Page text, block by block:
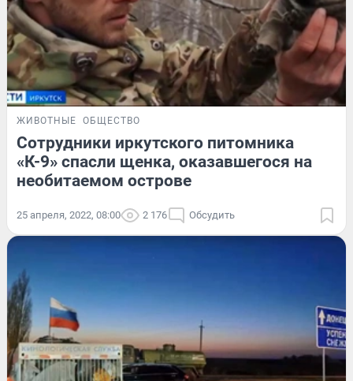
ЖИВОТНЫЕ ОБЩЕСТВО
Сотрудники иркутского питомника
«К-9» спасли щенка, оказавшегося на
необитаемом острове
25 апреля, 2022, 08:00 2 176 Обсудить